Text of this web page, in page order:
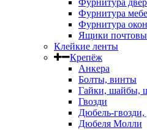
Фурнитура
Фурнитура
Ящики
Клейкие ленты
Крепёж
Анкера
Болты, винты
Гайки, шайбы,
Гвозди
Дюбель-
Дюбеля Молли